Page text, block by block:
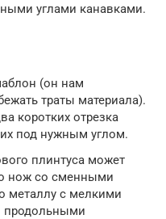
углами канавками.
(он нам
траты материала).
коротких отрезка
под нужным углом.
плинтуса может
нож со сменными
металлу с мелкими
продольными